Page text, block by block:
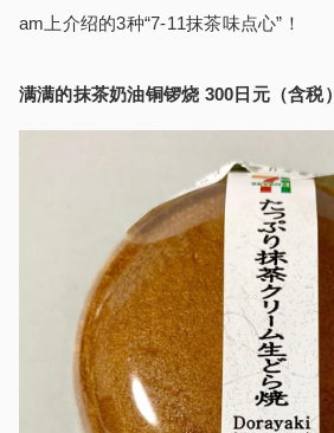
am上介绍的3种“7-11抹茶味点心”！
满满的抹茶奶油铜锣烧 300日元（含税）